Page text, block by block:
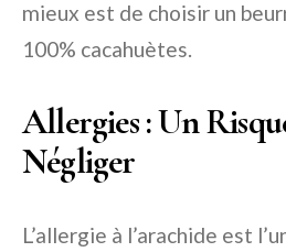
mieux est de choisir un
100% cacahuètes.
Allergies : Un
Négliger
L’allergie à l’arachide est